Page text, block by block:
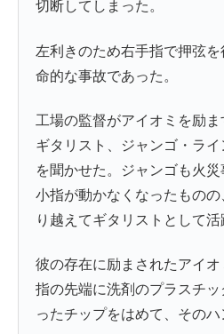
切断してしまった。
左利きのため右手指で押弦
命的な事故であった。
工場の監督がアイオミを励ま
ギタリスト、ジャンゴ・ラ
を聞かせた。ジャンゴも火
小指が動かなくなったもの
り越えてギタリストとして活
彼の存在に励まされたアイ
指の先端に洗剤のプラスチ
ったチップをはめて、そのハ